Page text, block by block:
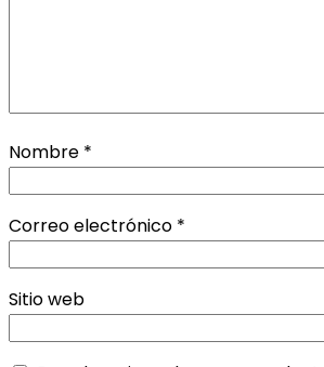
Nombre *
Correo electrónico *
Sitio web